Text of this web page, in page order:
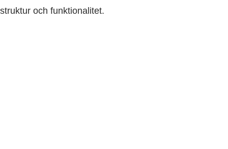
struktur och funktionalitet.